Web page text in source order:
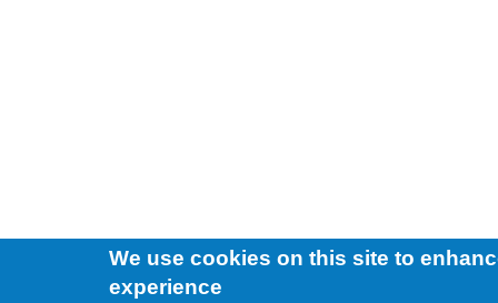
We use cookies on this site to
experience